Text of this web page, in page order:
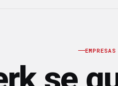
EMPRESAS